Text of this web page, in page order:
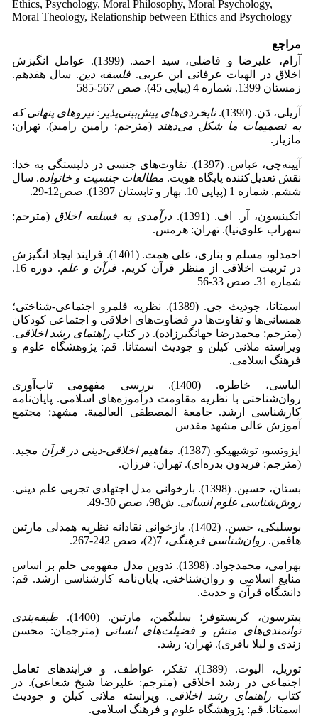
Ethics, Psychology, Moral Philosophy, Moral Psychology,
Moral Theology, Relationship between Ethics and Psychology
مراجع
آرام، علیرضا و فاضلی، سید احمد. (1399). عوامل انگیزش
اخلاق در الهیات عرفانی ابن عربی. فلسفه دین. سال هفدهم.
زمستان 1399. شماره 4 (پیاپی 45). صص 567-585
آریلی، دَن. (1390).
نابخردی‌های پیش‌بینی‌پذیر: نیروهای پنهانی که
به تصمیمات ما شکل می‌دهند (مترجم: رامین رامبد). تهران:
مازیار.
آیینه‌چی، عباس. (1397). تفاوت‌های جنسی در دلبستگی به خدا:
نقش تعدیل‌کننده پایگاه هویت. مطالعات جنسیت و خانواده. سال
ششم. شماره 1 (پیاپی 10. بهار و تابستان 1397). صص12-29.
اتکینسون، آر. اف. (1391). درآمدی به فسلفه اخلاق (مترجم:
سهراب علوی‌نیا). تهران: هرمس.
احمدلو، مسلم و بناری،‌ علی همت. (1401). فرایند ایجاد انگیزش
در تربیت اخلاقی از منظر قرآن کریم. قرآن و علم
. دوره 16.
شماره 31. صص 33-56
اسمتانا، جودیث جی. (1389). نظریه قلمرو اجتماعی-شناختی؛
همسانی‌ها و تفاوت‌ها در قضاوت‌های اخلاقی و اجتماعی کودکان
(مترجم: محمدرضا جهانگیرزاده). در کتاب راهنمای رشد اخلاقی.
ویراسته ملانی کیلن و جودیث اسمتانا. قم: پژوهشگاه علوم و
فرهنگ اسلامی.
الیاسی، خاطره. (1400). بررسی مفهومی تاب‌‌آوری
روان‌‌شناختی با نظریه مقاومت درآموزه‌‌های اسلامی. پایان‌نامه
کارشناسی ارشد. جامعة المصطفی العالمیة. مشهد: مجتمع
آموزش عالی مشهد مقدس
ایزوتسو، توشیهیکو. (1387). مفاهیم اخلاقی-دینی در قرآن مجید.
(مترجم: فریدون بدره‌ای). تهران: فرزان.
بستان، حسین. (1398). بازخوانی مدل اجتهادی تجربی علم دینی.
روش‌شناسی علوم انسانی. ش‌98، صص 30-49.
بوسلیکی، حسن. (1402). بازخوانی نقادانه نظریه همدلی مارتین
هافمن. روان‌شناسی فرهنگی، 7(2)، صص 242-267.
بهرامی، محمدجواد. (1398). تدوین مدل مفهومی حلم بر اساس
منابع اسلامی و روان‌شناختی. پایان‌نامه کارشناسی ارشد. قم:
دانشگاه قرآن و حدیث.
پیترسون، کریستوفر؛ سلیگمن، مارتین. (1400).
طبقه‌بندی
توانمندی‌های منش و فضیلت‌های انسانی (مترجمان: محسن
زندی و لیلا باقری). تهران: رشد.
توریل، الیوت. (1389). تفکر، عواطف، و فرایندهای تعامل
اجتماعی در رشد اخلاقی (مترجم: علیرضا شیخ شعاعی). در
کتابراهنمای رشد اخلاقی. ویراسته ملانی کیلن و جودیث
اسمتانا. قم: پژوهشگاه علوم و فرهنگ اسلامی.